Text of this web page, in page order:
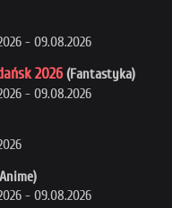
- 09.08.2026
2026 (Fantastyka)
- 09.08.2026
- 09.08.2026